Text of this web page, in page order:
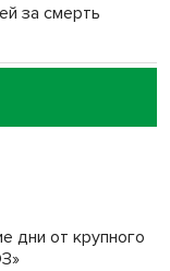
за смерть
смерть
дни от крупного